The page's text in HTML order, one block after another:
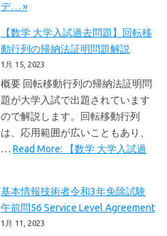
デ… »
【数学 大学入試過去問題】回転移
動行列の帰納法証明問題解説
1月 15, 2023
概要 回転移動行列の帰納法証明問
題が大学入試で出題されています
ので解説します。回転移動行列
は、応用範囲が広いこともあり、
… Read More: 【数学 大学入試過
基本情報技術者令和3年免除試験
午前問56 Service Level Agreement
1月 11, 2023